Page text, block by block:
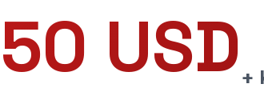
50 USD +